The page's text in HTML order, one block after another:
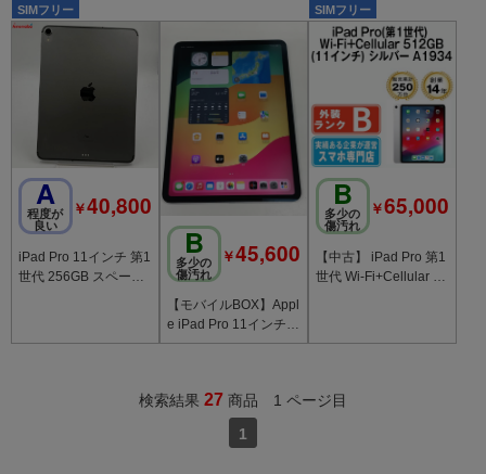
SIMフリー
A
程度が
良い
￥40,800
iPad Pro 11インチ 第1
世代 256GB スペース
B
多少の
傷汚れ
￥45,600
【モバイルBOX】Appl
e iPad Pro 11インチ
WiFi 512GB シルバー
SIMフリー
B
多少の
傷汚れ
￥65,000
【中古】 iPad Pro 第1
世代 Wi-Fi+Cellular 51
検索結果 27 商品 1 ページ目
1